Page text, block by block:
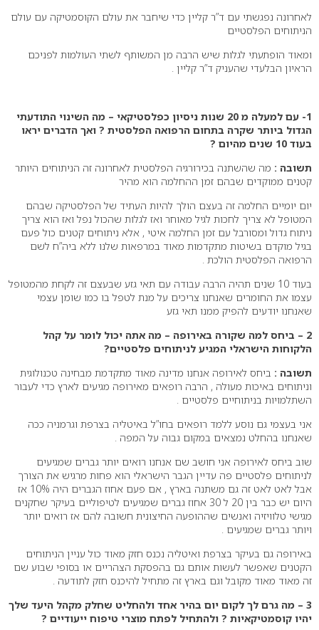
לאחרונה נפגשתי עם ד”ר קליין כדי שיחבר את עולם הקוסמטיקה עם עולם
הניתוחים הפלסטיים
ומאוד הופתעתי לגלות שיש הרבה מן המשותף לשתי העולמות לפניכם
הראיון הבלעדי שהעניק ד”ר קליין .
1- עם למעלה מ 20 שנות ניסיון כפלסטיקאי – מה השינוי התודעתי
הגדול ביותר שקרה בתחום הרפואה הפלסטית ? ואך הדברים יראו
בעוד 10 שנים מהיום ?
תשובה : מה שהשתנה בכירורגיה הפלסטית לאחרונה זה הניתוחים היותר
קטנים ממוקדים שבהם זמן ההחלמה הוא מהיר
יום יומיים החלמה זה בעצם הולך להיות העתיד של הפלסטיקה שבהם
המטופל לא צריך לחכות לגיל מאוחר ואז לגלות שהכול נפל ואז הוא צריך
ניתוח גדול ומסורבל עם זמן החלמה איטי , אלא ניתוחים קטנים כול פעם
בגיל מוקדם בשיטות מתקדמות מאוד במרפאות שלנו ללא ביה”ח לשם
הרפואה הפלסטית הולכת .
בעוד 10 שנים תהיה הרבה עבודה עם תאי גזע שבעצם זה לקחת מהמטופל
עצמו את החומרים שאנחנו צריכים על מנת לטפל בו כמו שומן עצמי
שאנחנו יודעים להפיק ממנו תאי גזע
2 – ביחס למה שקורה באירופה – מה אתה יכול לומר על קהל
הלקוחות הישראלי המגיע לניתוחים פלסטיים?
תשובה : ביחס לאירופה אנחנו מדינה מאוד מתקדמת מבחינה טכנולוגית
וניתוחים באיכות מעולה , הרבה רופאים מאירופה מגיעים לארץ כדי לעבור
השתלמויות בניתוחיים פלסטיים .
אני בעצמי גם נוסע ללמד רופאים בחו”ל באיטליה בצרפת וגרמניה ככה
שאנחנו בהחלט נמצאים במקום גבוה על המפה .
שוב ביחס לאירופה אני חושב שם אנחנו רואים יותר גברים שמגיעים
לניתוחים פלסטיים פה עדיין הגבר הישראלי הוא פחות מרגיש את הצורך
אבל לאט לאט זה גם משתנה בארץ , אם פעם אחוז הגברים היה 10% אז
היום יש כבר בין 20 ל 30 אחוז גברים שמגיעים לטיפוליים בעיקר שחקנים
מגישי טלוויזיה ואנשים שההופעה החיצונית חשובה להם אז רואים יותר
ויותר גברים שמגיעים .
באירופה גם בעיקר בצרפת ואיטליה נכנס חזק מאוד כול עניין הניתוחים
הקטנים שאפשר לעשות אותם גם בהפסקת הצהריים או בסופי שבוע שם
זה מאוד מאוד מקובל וגם בארץ זה מתחיל להיכנס חזק לתודעה .
3 – מה גרם לך לקום יום בהיר אחד ולהחליט שחלק מקהל היעד שלך
יהיו קוסמטיקאיות ? ולהתחיל לפתח מוצרי טיפוח ייעודיים ?